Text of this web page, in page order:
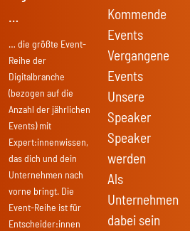
…
… die größte Event-
Reihe der
Digitalbranche
(bezogen auf die
Anzahl der jährlichen
Events) mit
Expert:innenwissen,
das dich und dein
Unternehmen nach
vorne bringt. Die
Event-Reihe ist für
Entscheider:innen
Kommende
Events
Vergangene
Events
Unsere
Speaker
Speaker
werden
Als
Unternehmen
dabei sein